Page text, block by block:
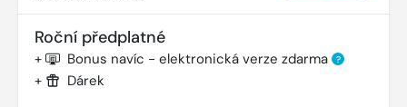
Roční předplatné
+ Bonus navíc - elektronická verze zdarma ?
+ Dárek